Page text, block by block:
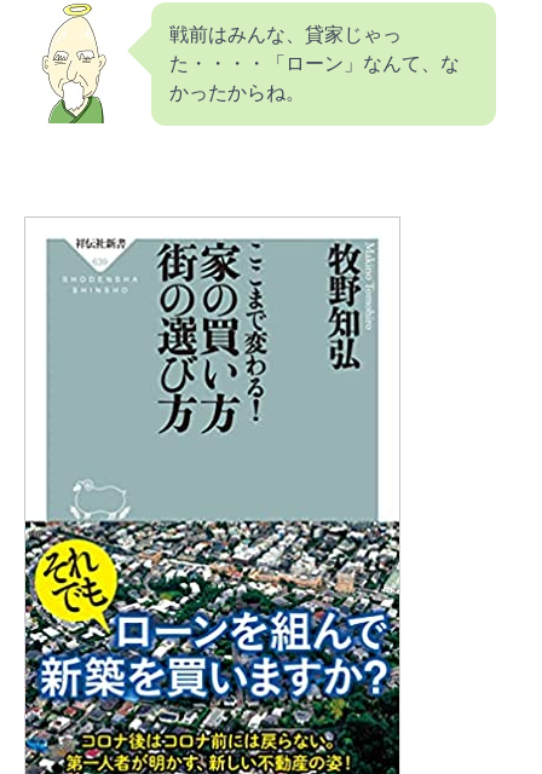
戦前はみんな、貸家じゃっ
た・・・・「ローン」なんて、な
かったからね。